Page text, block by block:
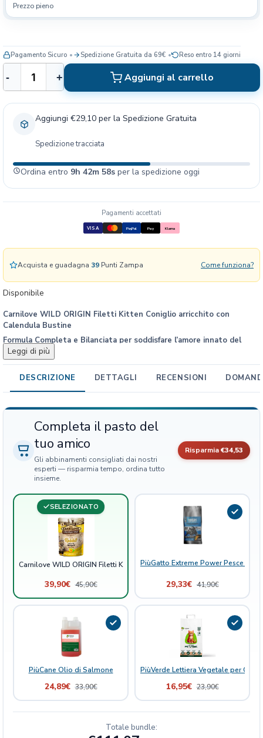
Disponibile
Carnilove WILD ORIGIN Filetti Kitten Coniglio arricchito con
Calendula Bustine
Formula Completa e Bilanciata per soddisfare l’amore innato del
gatto per la carne
Si torna in natura, dove i carnivori inseguivano le loro prede selvatiche… La
caccia è iniziata! L’amore istintivo dei gatti per la carne sarà così
mischiati alle crocchette per rendere il sapore del pasto ancora più
irresistibile.
Leggi di più
Prezzo pieno
a
r
o
e
R
I
F
i
l
e
t
t
i
K
t
t
e
n
C
o
n
i
r
i
o
c
- + Aggiungi al carrello
Pagamento Sicuro Spedizione Gratuita da 69€ Reso entro 14 giorni
Aggiungi €29,10 per la Spedizione Gratuita
Spedizione tracciata
Ordina entro 9h 42m 58s per la spedizione oggi
Acquista e guadagna 39 Punti Zampa Come funziona?
Pagamenti accettati
VISA PayPal Pay Klarna
DESCRIZIONE DETTAGLI RECENSIONI
Completa il pasto del
tuo amico
Gli abbinamenti consigliati dai nostri
esperti — risparmia tempo, ordina tutto
insieme.
Risparmia€34,53
SELEZIONATO
Carnilove WILD ORIGIN Filetti Kitten Coniglio arricchito con Calendula
39,90€ 45,90€
PiùGatto Extreme Power Pesce
29,33€ 41,90€
PiùCane Olio di Salmone
24,89€ 33,90€
PiùVerde Lettiera Vegetale per Gatti
16,95€ 23,90€
Totale bundle: